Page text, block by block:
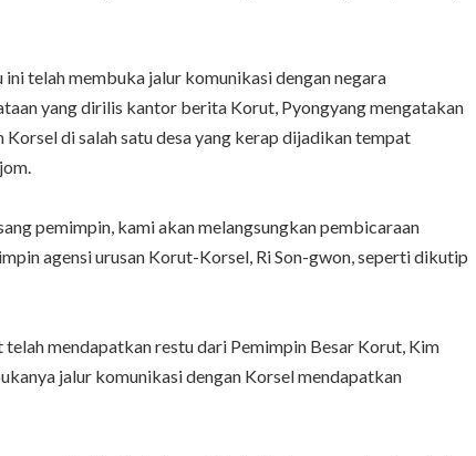
telah membuka jalur komunikasi dengan negara
yang dirilis kantor berita Korut, Pyongyang mengatakan
di salah satu desa yang kerap dijadikan tempat
pemimpin, kami akan melangsungkan pembicaraan
agensi urusan Korut-Korsel, Ri Son-gwon, seperti dikutip
mendapatkan restu dari Pemimpin Besar Korut, Kim
jalur komunikasi dengan Korsel mendapatkan